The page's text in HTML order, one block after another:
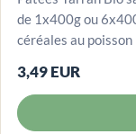
de 1x400g ou
céréales au
3,49 EUR